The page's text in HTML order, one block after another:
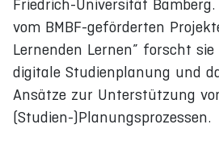
Friedrich-Universität
vom BMBF-geförderten
Lernenden Lernen” forscht
digitale Studienplanung und
Ansätze zur Unterstützung
(Studien-)Planungsprozessen.